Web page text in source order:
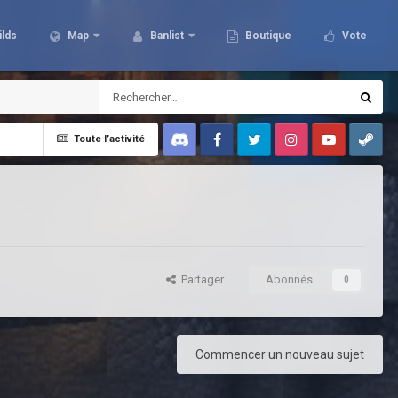
Map Banlist Boutique Vote
Toute l’activité
Discord FacebookTwitter InstagramYoutubeSteam
Partager Abonnés 0
Commencer un nouveau sujet